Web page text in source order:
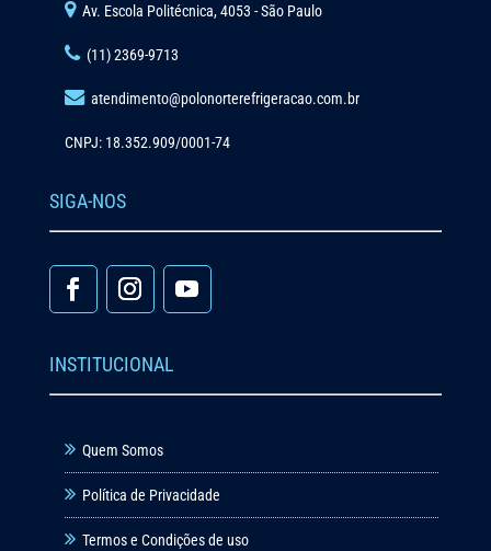
Av. Escola Politécnica, 4053 - São Paulo
(11) 2369-9713
atendimento@polonorterefrigeracao.com.br
CNPJ: 18.352.909/0001-74
SIGA-NOS
INSTITUCIONAL
Quem Somos
Política de Privacidade
Termos e Condições de uso